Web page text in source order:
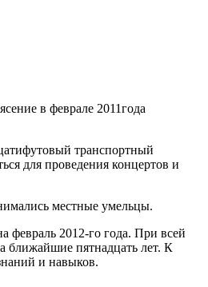
в феврале 2011года
транспортный
для проведения концертов и
местные умельцы.
февраль 2012-го года. При всей
ближайшие пятнадцать лет. К
и навыков.